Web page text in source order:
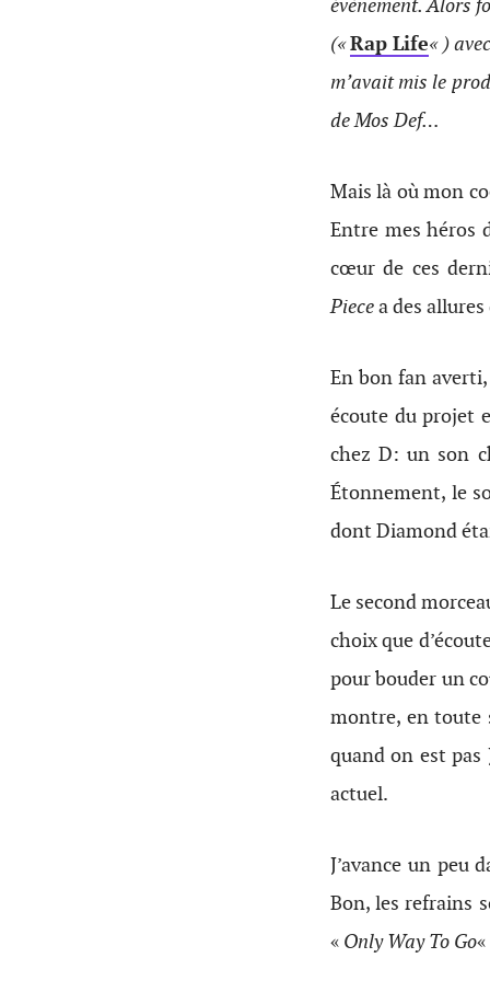
évènement. Alors
(«Rap Life« )
m’avait mis le
de Mos Def…
Mais là où mon
Entre mes héros
cœur de ces
Piecea des
En bon fan
écoute du projet
chez D: un son
Étonnement, le
dont Diamond
Le second
choix que
pour bouder un
montre, en toute
quand on est
actuel.
J’avance un peu
Bon, les refrains
« Only Way To Go